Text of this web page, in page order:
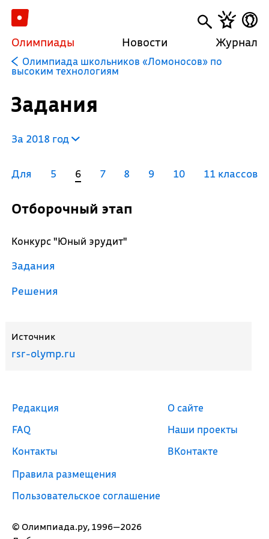
Олимпиады Новости Журнал
Олимпиада школьников «Ломоносов» по
высоким технологиям
Задания
За 2018 год
Для 5 6 7 8 9 10 11 классов
Отборочный этап
Конкурс "Юный эрудит"
Задания
Решения
Источник
rsr-olymp.ru
© Олимпиада.ру, 1996—2026
Редакция
FAQ
Контакты
Правила размещения
Пользовательское соглашение
О сайте
Наши проекты
ВКонтакте